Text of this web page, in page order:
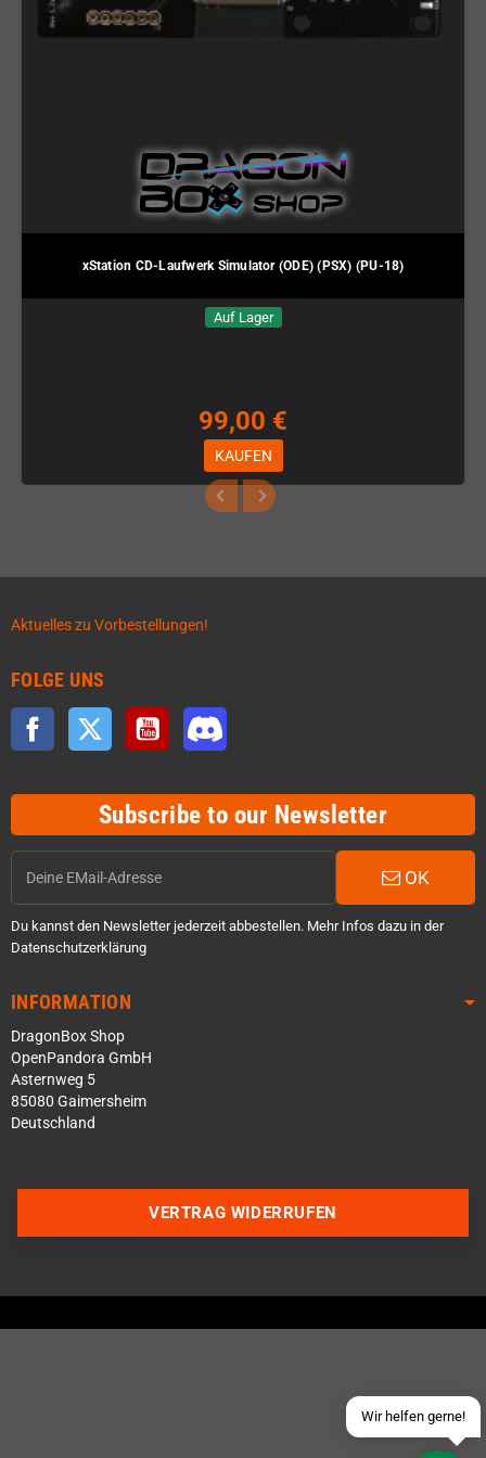
xStation CD-Laufwerk Simulator (ODE) (PSX) (PU-18)
Auf Lager
99,00 €
KAUFEN
Aktuelles zu Vorbestellungen!
FOLGE UNS
Facebook Twitter YouTube
Subscribe to our Newsletter
OK
Du kannst den Newsletter jederzeit abbestellen. Mehr Infos dazu in der
Datenschutzerklärung
INFORMATION
DragonBox Shop
OpenPandora GmbH
Asternweg 5
85080 Gaimersheim
Deutschland
Wir helfen gerne!
Über WhatsApp schreiben
Schick uns eine eMail
VERTRAG WIDERRUFEN